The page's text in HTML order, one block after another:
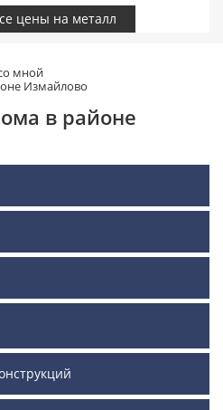
цены на металл
мной
Измайлово
в районе